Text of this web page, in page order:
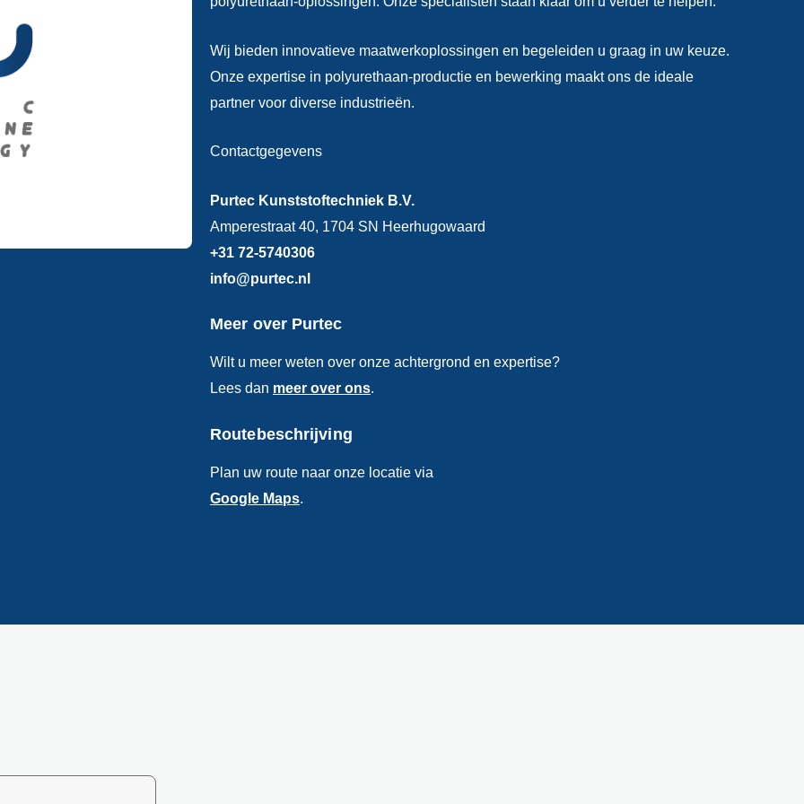
Wij bieden innovatieve maatwerkoplossingen en begeleiden u graag in uw keuze.
Onze expertise in polyurethaan-productie en bewerking maakt ons de ideale
partner voor diverse industrieën.
Contactgegevens
Purtec Kunststoftechniek B.V.
Amperestraat 40, 1704 SN Heerhugowaard
+31 72-5740306
info@purtec.nl
Meer over Purtec
Wilt u meer weten over onze achtergrond en expertise?
Lees dan meer over ons.
Routebeschrijving
Plan uw route naar onze locatie via
Google Maps.